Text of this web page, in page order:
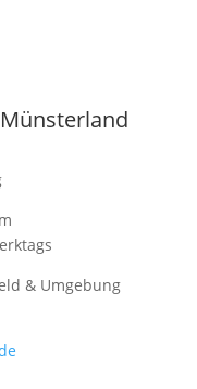
& Umgebung